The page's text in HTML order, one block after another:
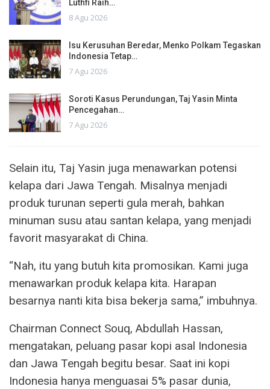
Luthfi Raih…
8 Agu 2026
Isu Kerusuhan Beredar, Menko Polkam Tegaskan
Indonesia Tetap…
7 Agu 2026
Soroti Kasus Perundungan, Taj Yasin Minta
Pencegahan…
7 Agu 2026
Selain itu, Taj Yasin juga menawarkan potensi
kelapa dari Jawa Tengah. Misalnya menjadi
produk turunan seperti gula merah, bahkan
minuman susu atau santan kelapa, yang menjadi
favorit masyarakat di China.
“Nah, itu yang butuh kita promosikan. Kami juga
menawarkan produk kelapa kita. Harapan
besarnya nanti kita bisa bekerja sama,” imbuhnya.
Chairman Connect Souq, Abdullah Hassan,
mengatakan, peluang pasar kopi asal Indonesia
dan Jawa Tengah begitu besar. Saat ini kopi
Indonesia hanya menguasai 5% pasar dunia,